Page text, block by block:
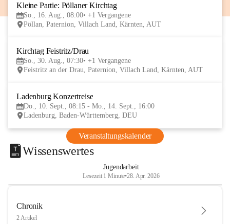
Kleine Partie: Pöllaner Kirchtag
So., 16. Aug., 08:00 +1 Vergangene
Pöllan, Paternion, Villach Land, Kärnten, AUT
Kirchtag Feistritz/Drau
So., 30. Aug., 07:30 +1 Vergangene
Feistritz an der Drau, Paternion, Villach Land, Kärnten, AUT
Ladenburg Konzertreise
Do., 10. Sept., 08:15 - Mo., 14. Sept., 16:00
Ladenburg, Baden-Württemberg, DEU
Veranstaltungskalender
Wissenswertes
Jugendarbeit
Lesezeit 1 Minute•28. Apr. 2026
Chronik
2 Artikel